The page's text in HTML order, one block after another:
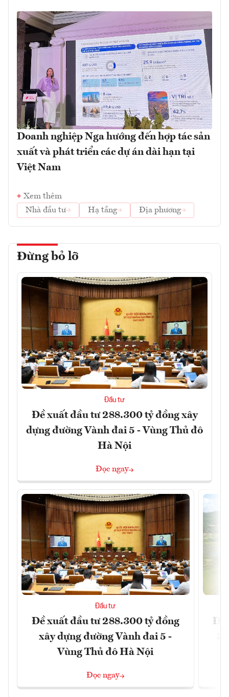
Doanh nghiệp Nga hướng đến hợp tác sản
xuất và phát triển các dự án dài hạn tại
Việt Nam
Xem thêm
Nhà đầu tư
Hạ tầng Địa phương
Đừng bỏ lỡ
Đầu tư
Đề xuất đầu tư 288.300 tỷ đồng xây
dựng đường Vành đai 5 - Vùng Thủ đô
Hà Nội
Đọc ngay
Đầu tư
Đề xuất đầu tư 288.300 tỷ đồng
xây dựng đường Vành đai 5 -
Vùng Thủ đô Hà Nội
Đọc ngay